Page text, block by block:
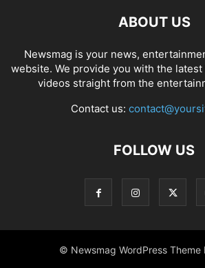
ABOUT US
Newsmag is your news,
website. We provide you with the
videos straight from the
Contact us:
FOLLOW US
© Newsmag WordPress Theme